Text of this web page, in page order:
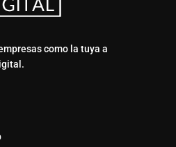
como la tuya a